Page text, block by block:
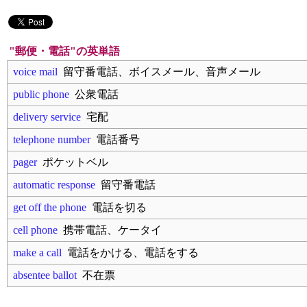
"郵便・電話"の英単語
voice mail 留守番電話、ボイスメール、音声メール
public phone 公衆電話
delivery service 宅配
telephone number電話番号
pagerポケットベル
automatic response 留守番電話
get off the phone 電話を切る
cell phone 携帯電話、ケータイ
make a call 電話をかける、電話をする
absentee ballot 不在票